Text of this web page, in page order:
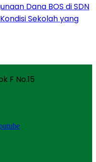
Dana BOS di SDN
Sekolah yang
F No.15